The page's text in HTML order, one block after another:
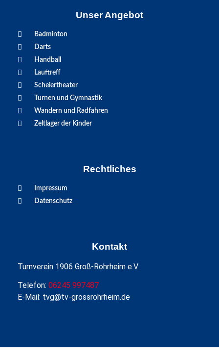
Unser Angebot
Badminton
Darts
Handball
Lauftreff
Scheiertheater
Turnen und Gymnastik
Wandern und Radfahren
Zeltlager der Kinder
Rechtliches
Impressum
Datenschutz
Kontakt
Turnverein 1906 Groß-Rohrheim e.V.
Telefon: 06245 997487
E-Mail: tvg@tv-grossrohrheim.de